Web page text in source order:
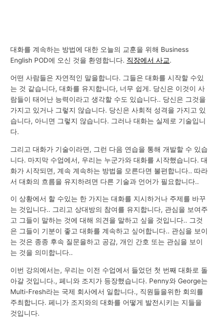
대화를 계속하는 방법에 대한 오늘의 교훈을 위해 Business
English POD에 오신 것을 환영합니다. 직장에서 사교.
어떤 사람들은 자연적인 말을합니다. 그들은 대화를 시작할 수있
는 것 같습니다, 대화를 유지합니다, 너무 쉽게. 당신은 이것이 사
람들이 태어난 능력이라고 생각할 수도 있습니다.. 당신은 그것을
가지고 있거나 그렇지 않습니다. 당신은 사회적 성격을 가지고 있
습니다, 아니면 그렇지 않습니다. 그러나 대화는 실제로 기술입니
다.
그리고 대화가 기술이라면, 그런 다음 연습을 통해 개발할 수 있습
니다. 마지막 수업에서, 우리는 누군가와 대화를 시작했습니다. 대
화가 시작되면, 계속 계속하는 방법을 모른다면 불편합니다.. 따라
서 대화의 흐름을 유지하려면 다른 기술과 언어가 필요합니다..
이 상황에서 할 수있는 한 가지는 대화를 지시하거나 주제를 바꾸
는 것입니다.. 그리고 상대방의 참여를 유지합니다, 관심을 보여주
고 그들이 말하는 것에 대해 의견을 말하고 싶을 것입니다.. 그것
은 그들이 기분이 좋고 대화를 계속하고 싶어합니다.. 관심을 보이
는 것은 종종 후속 질문을하고 공감, 개인 간호 또는 관심을 보이
는 것을 의미합니다..
이번 강의에서는, 우리는 이전 수업에서 들었던 첫 번째 대화로 돌
아갈 것입니다., 페니와 조지가 등장했습니다. Penny와 George는
Multi-Fresh라는 국제 회사에서 일합니다., 직원들을위한 회의를
주최합니다. 페니가 조지와의 대화를 어떻게 발전시키는 지들을
것입니다.